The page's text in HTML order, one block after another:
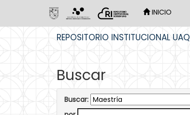
INICIO
REPOSITORIO INSTITUCIONAL UAQ
Buscar
Buscar: